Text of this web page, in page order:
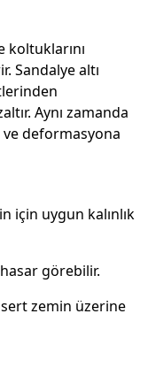
koltuklarını
Sandalye altı
Aynı zamanda
ve deformasyona
için uygun kalınlık
görebilir.
sert zemin üzerine